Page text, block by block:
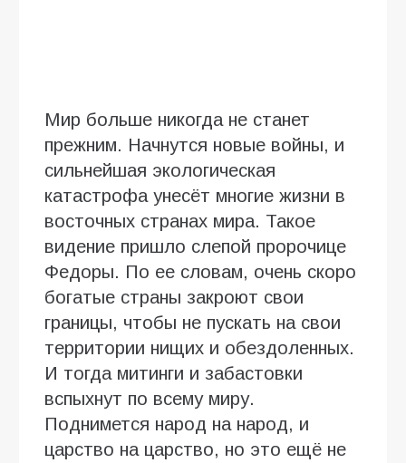
Мир больше никогда не станет
прежним. Начнутся новые войны, и
сильнейшая экологическая
катастрофа унесёт многие жизни в
восточных странах мира. Такое
видение пришло слепой пророчице
Федоры. По ее словам, очень скоро
богатые страны закроют свои
границы, чтобы не пускать на свои
территории нищих и обездоленных.
И тогда митинги и забастовки
вспыхнут по всему миру.
Поднимется народ на народ, и
царство на царство, но это ещё не